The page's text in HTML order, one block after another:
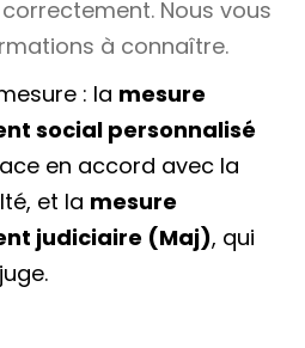
Nous vous
à connaître.
: la mesure
social personnalisé
en accord avec la
et la mesure
judiciaire (Maj), qui